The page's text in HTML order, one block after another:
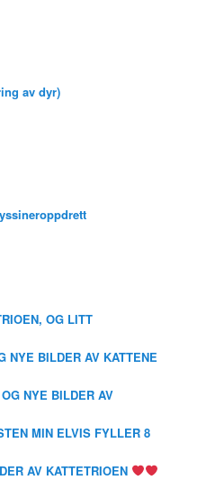
av dyr)
OG LITT
NYE BILDER AV KATTENE
NYE BILDER AV
MIN ELVIS FYLLER 8
AV KATTETRIOEN